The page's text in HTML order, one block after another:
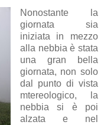
Nonostante la
giornata sia
iniziata in mezzo
alla nebbia è stata
una gran bella
giornata, non solo
dal punto di vista
mtereologico, la
nebbia si è poi
alzata e nel